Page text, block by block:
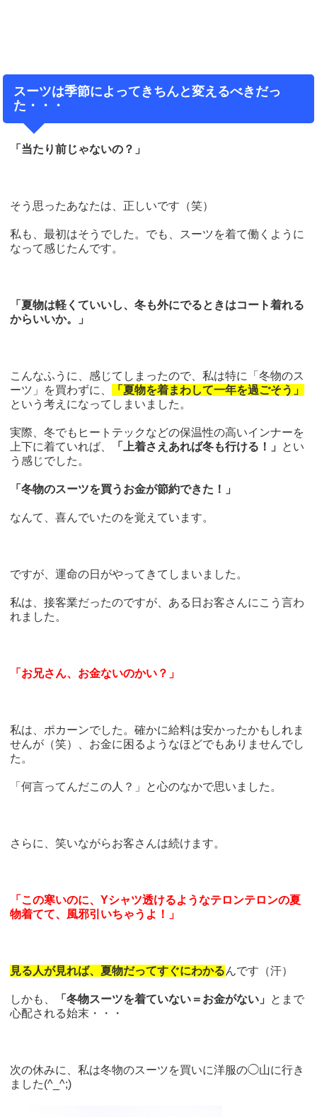
スーツは季節によってきちんと変えるべきだっ
た・・・
「当たり前じゃないの？」
そう思ったあなたは、正しいです（笑）
私も、最初はそうでした。でも、スーツを着て働くように
なって感じたんです。
「夏物は軽くていいし、冬も外にでるときはコート着れる
からいいか。」
こんなふうに、感じてしまったので、私は特に「冬物のス
ーツ」を買わずに、
「夏物を着まわして一年を過ごそう」
という考えになってしまいました。
実際、冬でもヒートテックなどの保温性の高いインナーを
上下に着ていれば、
「上着さえあれば冬も行ける！」 とい
う感じでした。
「冬物のスーツを買うお金が節約できた！」
なんて、喜んでいたのを覚えています。
ですが、運命の日がやってきてしまいました。
私は、接客業だったのですが、ある日お客さんにこう言わ
れました。
「お兄さん、お金ないのかい？」
私は、ポカーンでした。確かに給料は安かったかもしれま
せんが（笑）、お金に困るようなほどでもありませんでし
た。
「何言ってんだこの人？」と心のなかで思いました。
さらに、笑いながらお客さんは続けます。
「この寒いのに、Yシャツ透けるようなテロンテロンの夏
物着てて、風邪引いちゃうよ！」
見る人が見れば、夏物だってすぐにわかるんです（汗）
しかも、 「冬物スーツを着ていない＝お金がない」 とまで
心配される始末・・・
次の休みに、私は冬物のスーツを買いに洋服の◯山に行き
ました(^_^;)